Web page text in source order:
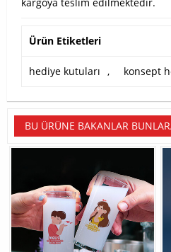
Ürün Etiketleri
hediye kutuları , konsept
BU ÜRÜNE BAKANLAR